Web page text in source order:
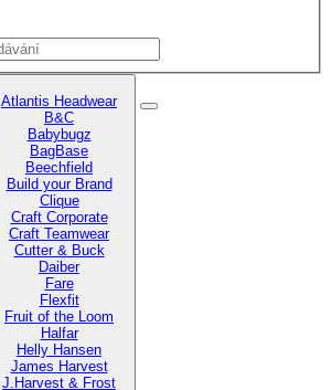
Atlantis Headwear
B&C
Babybugz
BagBase
Beechfield
Build your Brand
Clique
Craft Corporate
Craft Teamwear
Cutter & Buck
Daiber
Fare
Flexfit
Fruit of the Loom
Halfar
Helly Hansen
James Harvest
J.Harvest & Frost